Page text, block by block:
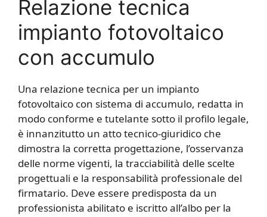
Relazione tecnica
impianto fotovoltaico
con accumulo​​
Una relazione tecnica per un impianto
fotovoltaico con sistema di accumulo, redatta in
modo conforme e tutelante sotto il profilo legale,
è innanzitutto un atto tecnico-giuridico che
dimostra la corretta progettazione, l’osservanza
delle norme vigenti, la tracciabilità delle scelte
progettuali e la responsabilità professionale del
firmatario. Deve essere predisposta da un
professionista abilitato e iscritto all’albo per la